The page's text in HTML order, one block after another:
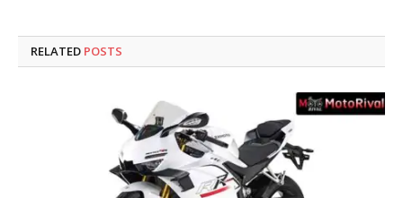
RELATED POSTS